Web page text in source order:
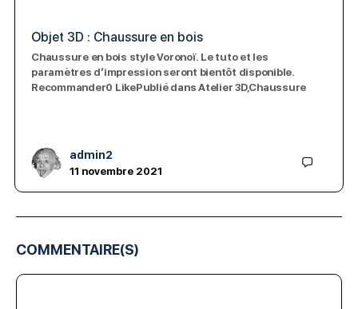
Objet 3D : Chaussure en bois
Chaussure en bois style Voronoï. Le tuto et les
paramètres d’impression seront bientôt disponible.
Recommander0 LikePublié dans Atelier 3D,Chaussure
admin2
11 novembre 2021
COMMENTAIRE(S)